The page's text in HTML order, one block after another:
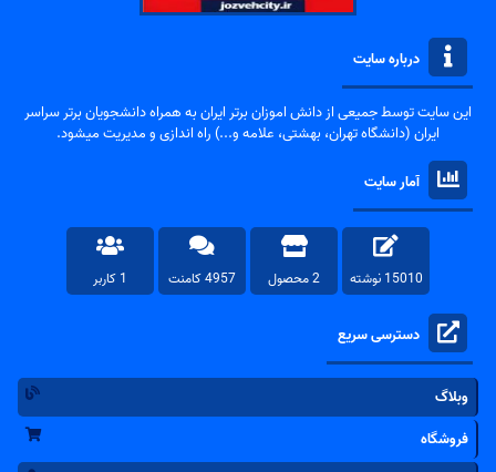
درباره سایت
این سایت توسط جمیعی از دانش اموزان برتر ایران به همراه دانشجویان برتر سراسر
ایران (دانشگاه تهران، بهشتی، علامه و...) راه اندازی و مدیریت میشود.
آمار سایت
15010 نوشته 2 محصول 4957 کامنت 1 کاربر
دسترسی سریع
وبلاگ
فروشگاه